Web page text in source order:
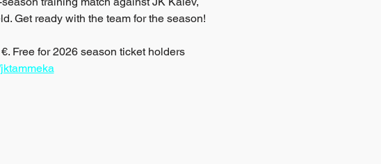
Get ready with the team for the season!
Free for 2026 season ticket holders